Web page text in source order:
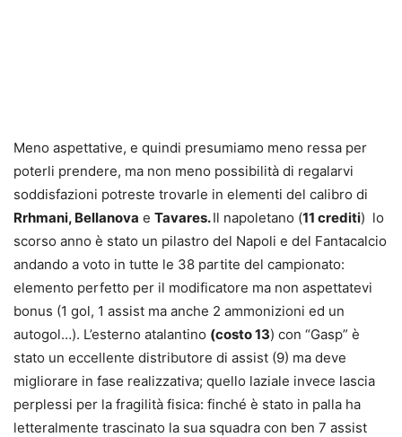
Meno aspettative, e quindi presumiamo meno ressa per
poterli prendere, ma non meno possibilità di regalarvi
soddisfazioni potreste trovarle in elementi del calibro di
Rrhmani, Bellanova e Tavares.Il napoletano (11 crediti) lo
scorso anno è stato un pilastro del Napoli e del Fantacalcio
andando a voto in tutte le 38 partite del campionato:
elemento perfetto per il modificatore ma non aspettatevi
bonus (1 gol, 1 assist ma anche 2 ammonizioni ed un
autogol…). L’esterno atalantino (costo 13) con “Gasp” è
stato un eccellente distributore di assist (9) ma deve
migliorare in fase realizzativa; quello laziale invece lascia
perplessi per la fragilità fisica: finché è stato in palla ha
letteralmente trascinato la sua squadra con ben 7 assist